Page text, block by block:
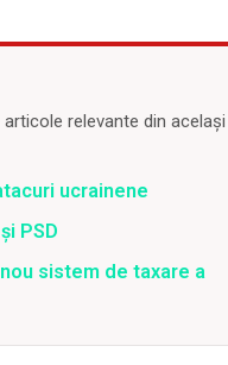
relevante din
ucrainene
PSD
sistem de taxare a